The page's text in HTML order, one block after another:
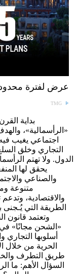
عرض لفترة محدودة مقدم 1.5% و
TMG
بداية
«الرأسمالية»،
اجتماعي يغيب
التجاري وخلق
الدول. ولا تهتم
يحقق لها
والصناعي
متنوعة
والاقتصادية، وتدعم
الطريقة التي يُـجنى
وتعتمد قانون
«الشحن مجانًا»
أسلوبها
الحرية من خلال
طريق التطرف
السؤال الأهم: ما